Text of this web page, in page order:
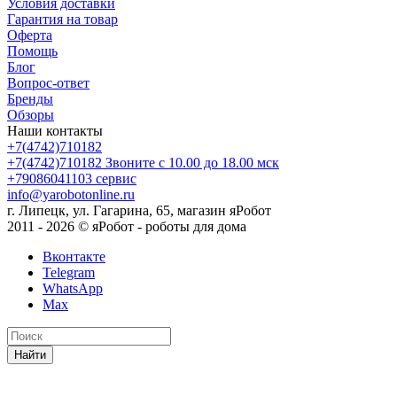
Условия доставки
Гарантия на товар
Оферта
Помощь
Блог
Вопрос-ответ
Бренды
Обзоры
Наши контакты
+7(4742)710182
+7(4742)710182 Звоните с 10.00 до 18.00 мск
+79086041103 сервис
info@yarobotonline.ru
г. Липецк, ул. Гагарина, 65, магазин яРобот
2011 - 2026 © яРобот - роботы для дома
Вконтакте
Telegram
WhatsApp
Max
Найти